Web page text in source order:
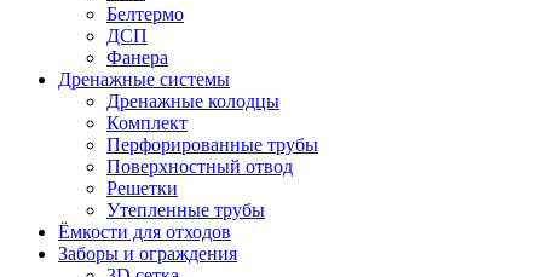
Белтермо
ДСП
Фанера
Дренажные системы
Дренажные колодцы
Комплект
Перфорированные трубы
Поверхностный отвод
Решетки
Утепленные трубы
Ёмкости для отходов
Заборы и ограждения